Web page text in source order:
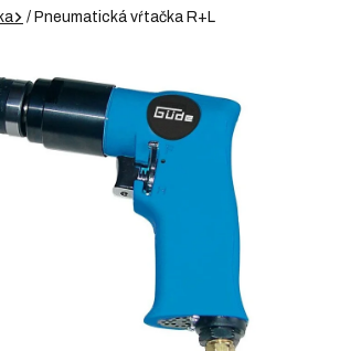
/ Pneumatická vŕtačka R+L